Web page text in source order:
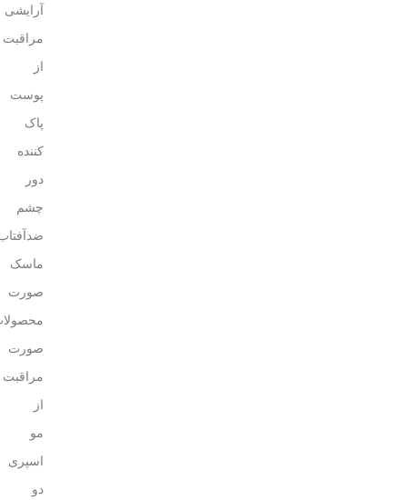
آرایشی
مراقبت
از
پوست
پاک
کننده
دور
چشم
ماسک
صورت
صورت
مراقبت
از
مو
اسپری
دو